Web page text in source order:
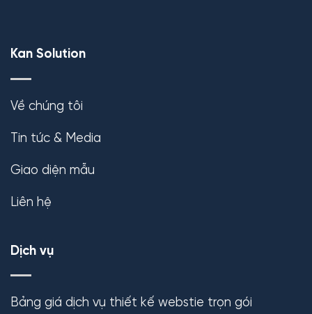
Kan Solution
Về chúng tôi
Tin tức & Media
Giao diện mẫu
Liên hệ
Dịch vụ
Bảng giá dịch vụ thiết kế webstie trọn gói